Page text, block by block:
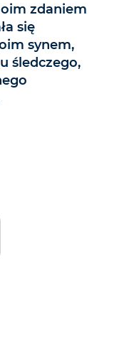
zdaniem
się
synem,
śledczego,